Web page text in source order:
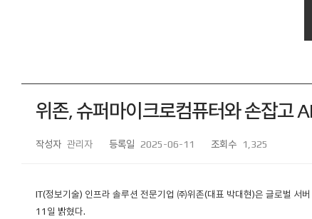
위존, 슈퍼마이크로컴퓨터와 손잡고
작성자 관리자 등록일 2025-06-11 조회수 1,325
IT(정보기술) 인프라 솔루션 전문기업 ㈜위존(대표 박대현)은 글로벌 서
11일 밝혔다.